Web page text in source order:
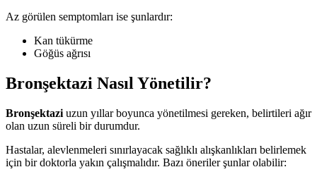
Az görülen semptomları ise şunlardır:
Kan tükürme
Göğüs ağrısı
Bronşektazi Nasıl Yönetilir?
Bronşektazi uzun yıllar boyunca yönetilmesi gereken, belirtileri ağır
olan uzun süreli bir durumdur.
Hastalar, alevlenmeleri sınırlayacak sağlıklı alışkanlıkları belirlemek
için bir doktorla yakın çalışmalıdır. Bazı öneriler şunlar olabilir: